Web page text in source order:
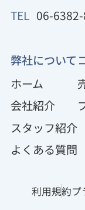
TEL 06-
弊社について
ホーム
会社紹介
スタッフ紹介
よくある質問
利用規約プ